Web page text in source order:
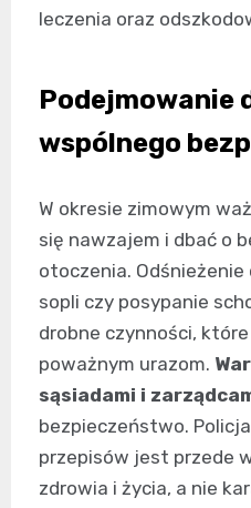
leczenia oraz
Podejmowanie
wspólnego
W okresie zimowym
się nawzajem i dbać o
otoczenia. Odśnieżenie
sopli czy posypanie
drobne czynności,
poważnym urazom.
sąsiadami i
bezpieczeństwo.
przepisów jest przede
zdrowia i życia, a nie